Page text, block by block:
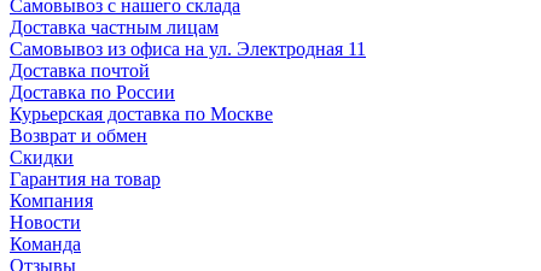
Самовывоз с нашего склада
Доставка частным лицам
Самовывоз из офиса на ул. Электродная 11
Доставка почтой
Доставка по России
Курьерская доставка по Москве
Возврат и обмен
Скидки
Гарантия на товар
Компания
Новости
Команда
Отзывы